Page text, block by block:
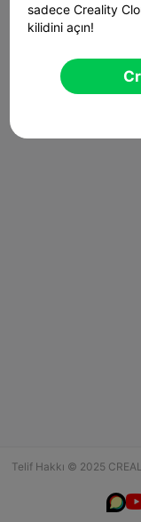
Telif Hakkı © 2025
sadece Creality
kilidini açın!